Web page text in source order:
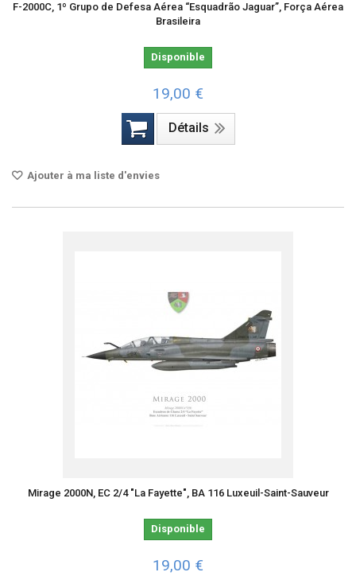
F-2000C, 1º Grupo de Defesa Aérea “Esquadrão Jaguar”, Força Aérea
Brasileira
Disponible
19,00 €
Détails
Ajouter à ma liste d'envies
Mirage 2000N, EC 2/4 "La Fayette", BA 116 Luxeuil-Saint-Sauveur
Disponible
19,00 €